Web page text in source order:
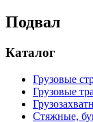
Подвал
Каталог
Грузовые
Грузовые
Стяжные,